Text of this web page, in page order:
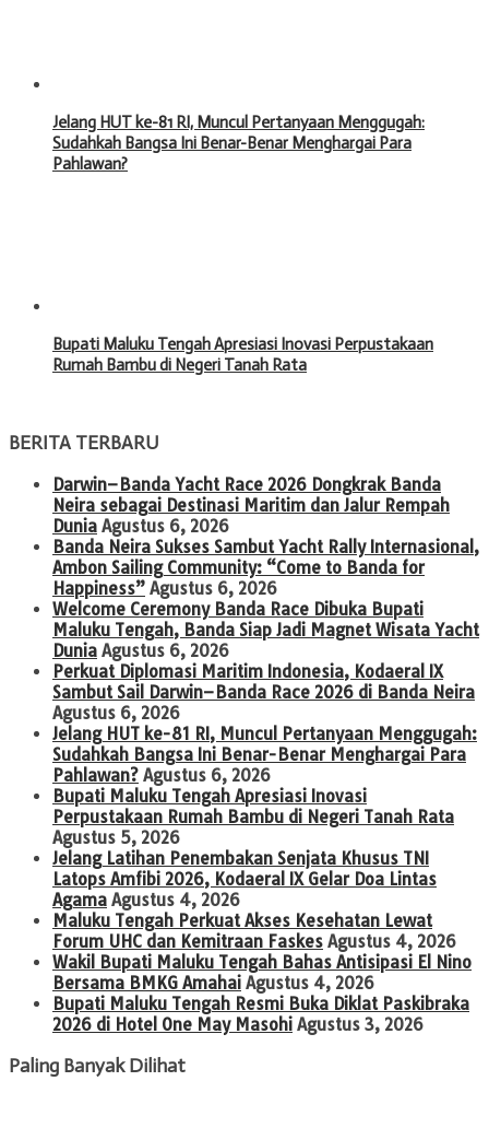
Jelang HUT ke-81 RI, Muncul Pertanyaan Menggugah:
Sudahkah Bangsa Ini Benar-Benar Menghargai Para
Pahlawan?
Bupati Maluku Tengah Apresiasi Inovasi Perpustakaan
Rumah Bambu di Negeri Tanah Rata
BERITA TERBARU
Darwin–Banda Yacht Race 2026 Dongkrak Banda
Neira sebagai Destinasi Maritim dan Jalur Rempah
Dunia Agustus 6, 2026
Banda Neira Sukses Sambut Yacht Rally Internasional,
Ambon Sailing Community: “Come to Banda for
Happiness” Agustus 6, 2026
Welcome Ceremony Banda Race Dibuka Bupati
Maluku Tengah, Banda Siap Jadi Magnet Wisata Yacht
Dunia Agustus 6, 2026
Perkuat Diplomasi Maritim Indonesia, Kodaeral IX
Sambut Sail Darwin–Banda Race 2026 di Banda Neira
Agustus 6, 2026
Jelang HUT ke-81 RI, Muncul Pertanyaan Menggugah:
Sudahkah Bangsa Ini Benar-Benar Menghargai Para
Pahlawan? Agustus 6, 2026
Bupati Maluku Tengah Apresiasi Inovasi
Perpustakaan Rumah Bambu di Negeri Tanah Rata
Agustus 5, 2026
Jelang Latihan Penembakan Senjata Khusus TNI
Latops Amfibi 2026, Kodaeral IX Gelar Doa Lintas
Agama Agustus 4, 2026
Maluku Tengah Perkuat Akses Kesehatan Lewat
Forum UHC dan Kemitraan Faskes Agustus 4, 2026
Wakil Bupati Maluku Tengah Bahas Antisipasi El Nino
Bersama BMKG Amahai Agustus 4, 2026
Bupati Maluku Tengah Resmi Buka Diklat Paskibraka
2026 di Hotel One May Masohi Agustus 3, 2026
Paling Banyak Dilihat